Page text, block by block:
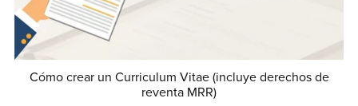
Cómo crear un Curriculum Vitae (incluye derechos de
reventa MRR)